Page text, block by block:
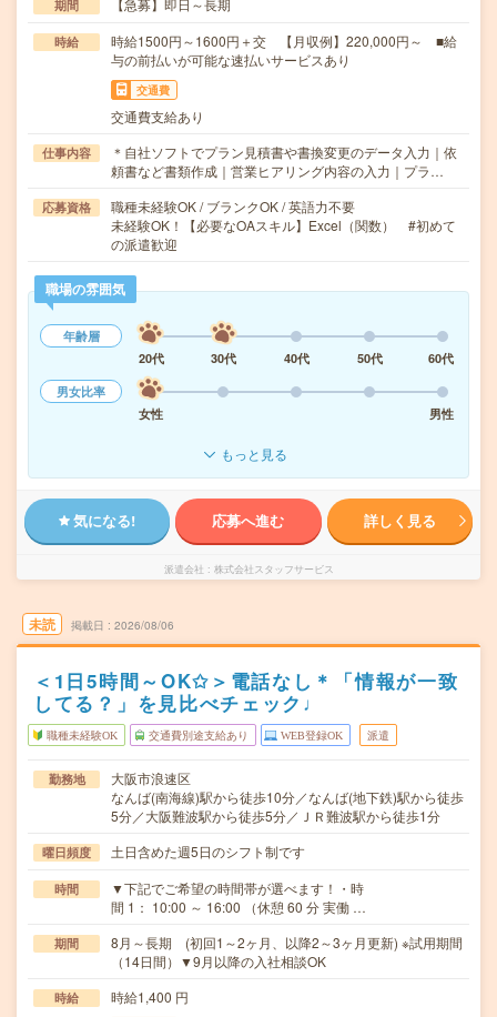
期間 【急募】即日～長期
時給
時給1500円～1600円＋交 【月収例】220,000円～ ■給
与の前払いが可能な速払いサービスあり
交通費
交通費支給あり
仕事内容
＊自社ソフトでプラン見積書や書換変更のデータ入力｜依
頼書など書類作成｜営業ヒアリング内容の入力｜プラ…
応募資格
職種未経験OK / ブランクOK / 英語力不要
未経験OK！【必要なOAスキル】Excel（関数） #初めて
の派遣歓迎
職場の雰囲気
年齢層
20代
30代 40代 50代
60代
男女比率
女性
男性
もっと見る
気になる! 応募へ進む 詳しく見る
派遣会社 株式会社スタッフサービス
未読 掲載日 2026/08/06
＜1日5時間～OK✩＞電話なし＊「情報が一致
してる？」を見比べチェック♩
職種未経験OK 交通費別途支給あり WEB登録OK 派遣
勤務地
大阪市浪速区
なんば(南海線)駅から徒歩10分／なんば(地下鉄)駅から徒歩
5分／大阪難波駅から徒歩5分／ＪＲ難波駅から徒歩1分
曜日頻度 土日含めた週5日のシフト制です
時間
▼下記でご希望の時間帯が選べます！・時
間 1： 10:00 ～ 16:00 （休憩 60 分 実働 …
期間
8月～長期 (初回1～2ヶ月、以降2～3ヶ月更新) ※試用期間
（14日間）▼9月以降の入社相談OK
時給 時給1,400 円